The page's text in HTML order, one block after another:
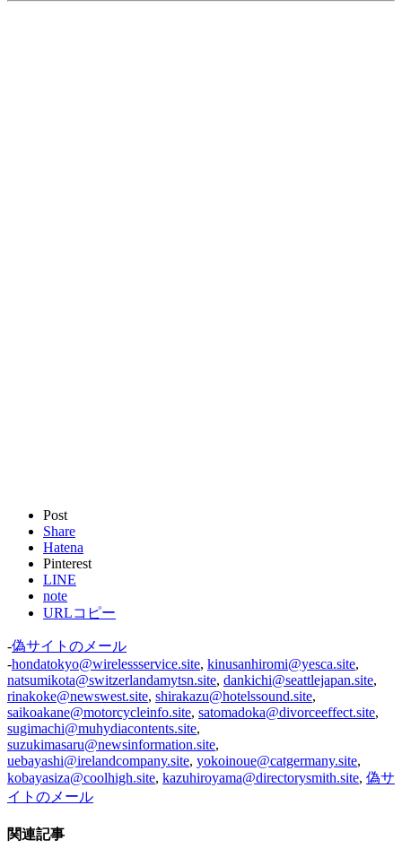
Post
Share
Hatena
Pinterest
LINE
note
URLコピー
-偽サイトのメール
-hondatokyo@wirelessservice.site, kinusanhiromi@yesca.site,
natsumikota@switzerlandamytsn.site, dankichi@seattlejapan.site,
rinakoke@newswest.site, shirakazu@hotelssound.site,
saikoakane@motorcycleinfo.site, satomadoka@divorceeffect.site,
sugimachi@muhydiacontents.site,
suzukimasaru@newsinformation.site,
uebayashi@irelandcompany.site, yokoinoue@catgermany.site,
kobayasiza@coolhigh.site, kazuhiroyama@directorysmith.site, 偽サ
イトのメール
関連記事